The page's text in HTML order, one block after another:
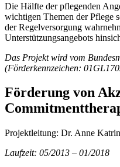
Die Hälfte der pflegenden
wichtigen Themen der Pflege
der Regelversorgung
Unterstützungsangebots
Das Projekt wird vom
(Förderkennzeichen:
Förderung von
Projektleitung: Dr. Anne
Laufzeit: 05/2013 – 01/2018